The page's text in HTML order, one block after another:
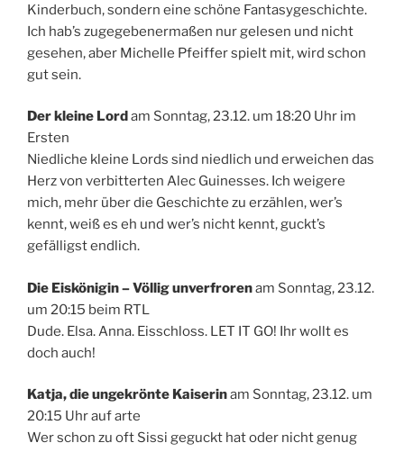
Kinderbuch, sondern eine schöne Fantasygeschichte.
Ich hab’s zugegebenermaßen nur gelesen und nicht
gesehen, aber Michelle Pfeiffer spielt mit, wird schon
gut sein.
Der kleine Lordam Sonntag, 23.12. um 18:20 Uhr im
Ersten
Niedliche kleine Lords sind niedlich und erweichen das
Herz von verbitterten Alec Guinesses. Ich weigere
mich, mehr über die Geschichte zu erzählen, wer’s
kennt, weiß es eh und wer’s nicht kennt, guckt’s
gefälligst endlich.
Die Eiskönigin – Völlig unverfrorenam Sonntag, 23.12.
um 20:15 beim RTL
Dude. Elsa. Anna. Eisschloss. LET IT GO! Ihr wollt es
doch auch!
Katja, die ungekrönte Kaiserinam Sonntag, 23.12. um
20:15 Uhr auf arte
Wer schon zu oft Sissi geguckt hat oder nicht genug